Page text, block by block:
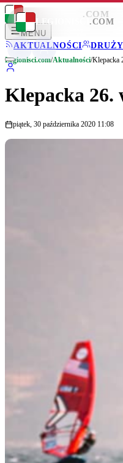
LEGIONISCI .COM
MENU
AKTUALNOŚCI
LEGIONISCI .COM
Legionisci.com/Aktualności/Klepacka
Klepacka 26.
piątek, 30 października 2020 11:08